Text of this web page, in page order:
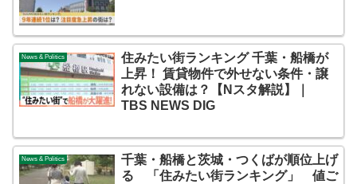
News & Politics
住みたい街ランキング 千葉・船橋が
上昇！ 賃貸物件で外せない条件・譲
れない設備は？【Nスタ解説】｜
TBS NEWS DIG
News & Politics
千葉・船橋と茨城・つくばが順位上げ
る 「住みたい街ランキング」 値ご